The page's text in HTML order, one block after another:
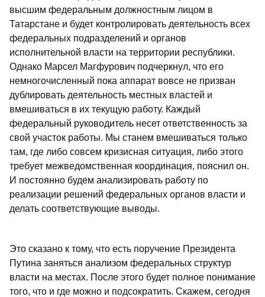
высшим федеральным должностным лицом в
Татарстане и будет контролировать деятельность всех
федеральных подразделений и органов
исполнительной власти на территории республики.
Однако Марсел Магфурович подчеркнул, что его
немногочисленный пока аппарат вовсе не призван
дублировать деятельность местных властей и
вмешиваться в их текущую работу. Каждый
федеральный руководитель несет ответственность за
свой участок работы. Мы станем вмешиваться только
там, где либо совсем кризисная ситуация, либо этого
требует межведомственная координация, пояснил он.
И постоянно будем анализировать работу по
реализации решений федеральных органов власти и
делать соответствующие выводы.
Это сказано к тому, что есть поручение Президента
Путина заняться анализом федеральных структур
власти на местах. После этого будет полное понимание
того, что и где можно и подсократить. Скажем, сегодня